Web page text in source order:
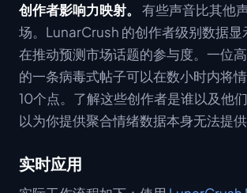
创作者影响力映射。
有些声音比其他
场。LunarCrush 的创作者级别数据显
在推动预测市场话题的参与度。一位
的一条病毒式帖子可以在数小时内将
10个点。了解这些创作者是谁以及他
以为你提供聚合情绪数据本身无法提供
实时应用